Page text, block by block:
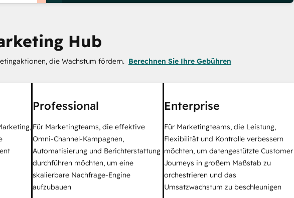
Hub
die Wachstum fördern. Berechnen Sie Ihre Gebühren
Professional
Für Marketingteams, die effektive
Omni-Channel-Kampagnen,
Automatisierung und Berichterstattung
durchführen möchten, um eine
skalierbare Nachfrage-Engine
aufzubauen
Enterprise
Für Marketingteams, die Leistung,
Flexibilität und Kontrolle verbessern
möchten, um datengestützte Customer
Journeys in großem Maßstab zu
orchestrieren und das
Umsatzwachstum zu beschleunigen